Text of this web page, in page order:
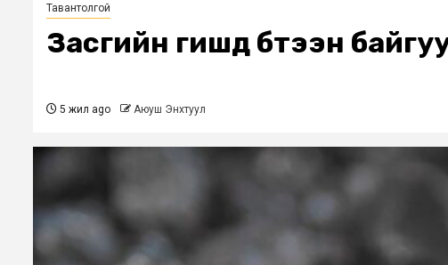
Тавантолгой
Засгийн гишүүд бүтээн
5 жил ago Аюуш Энхтуул